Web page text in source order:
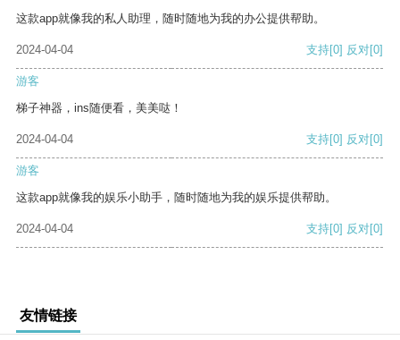
这款app就像我的私人助理，随时随地为我的办公提供帮助。
2024-04-04 支持[0] 反对[0]
游客
梯子神器，ins随便看，美美哒！
2024-04-04 支持[0] 反对[0]
游客
这款app就像我的娱乐小助手，随时随地为我的娱乐提供帮助。
2024-04-04 支持[0] 反对[0]
友情链接